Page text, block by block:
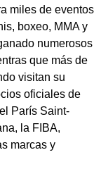
miles de eventos
boxeo, MMA y
numerosos
que más de
visitan su
oficiales de
París Saint-
la FIBA,
marcas y